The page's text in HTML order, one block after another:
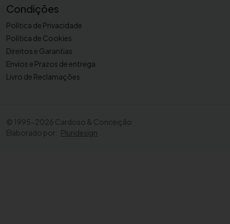
Condições
Política de Privacidade
Política de Cookies
Direitos e Garantias
Envios e Prazos de entrega
Livro de Reclamações
© 1995-2026 Cardoso & Conceição
Elaborado por: Pluridesign